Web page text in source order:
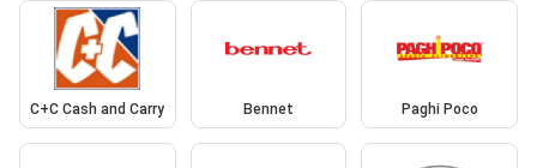
C+C Cash and Carry Bennet Paghi Poco